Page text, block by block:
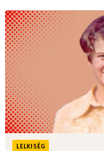
LELKISÉG